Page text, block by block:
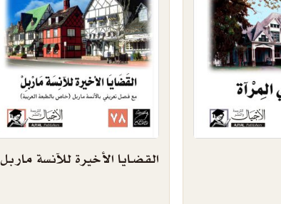
القضايا الأخيرة للآنسة ماربل